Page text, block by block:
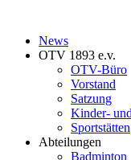
News
OTV 1893 e.v.
OTV-Büro
Vorstand
Satzung
Kinder-
Sportstätten
Abteilungen
Badminton